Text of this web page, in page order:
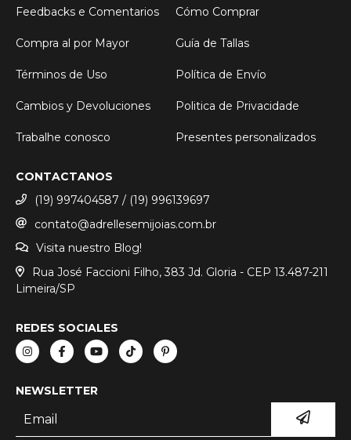
Feedbacks e Comentarios Cómo Comprar
Compra al por Mayor Guía de Tallas
Términos de Uso Política de Envío
Cambios y Devoluciones Politica de Privacidade
Trabalhe conosco Presentes personalizados
CONTACTANOS
(19) 997404587 / (19) 996139697
contato@adrellesemijoias.com.br
Visita nuestro Blog!
Rua José Faccioni Filho, 383 Jd. Gloria - CEP 13.487-211
Limeira/SP
REDES SOCIALES
NEWSLETTER